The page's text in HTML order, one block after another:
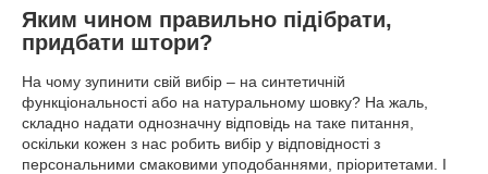
Яким чином правильно підібрати,
придбати штори?
На чому зупинити свій вибір – на синтетичній
функціональності або на натуральному шовку? На жаль,
складно надати однозначну відповідь на таке питання,
оскільки кожен з нас робить вибір у відповідності з
персональними смаковими уподобаннями, пріоритетами. І